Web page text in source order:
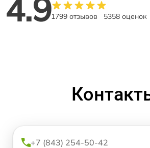
4.91799 отзывов 5358 оценок
+7 (843) 254-50-42